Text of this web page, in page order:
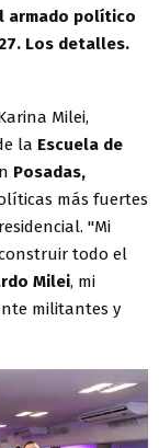
armado político
Los detalles.
Milei,
la Escuela de
Posadas,
más fuertes
"Mi
todo el
Milei, mi
militantes y